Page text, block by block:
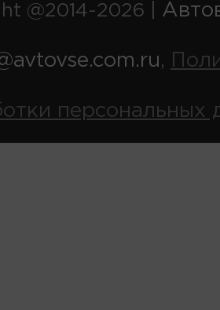
@2014-2026 |
,
персональных